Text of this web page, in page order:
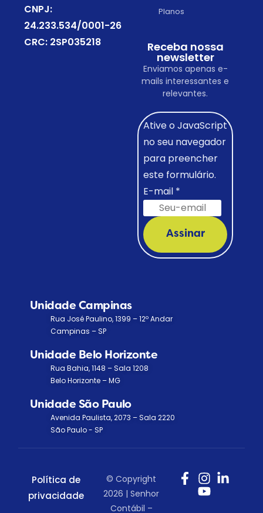
CNPJ:
24.233.534/0001-26
CRC: 2SP035218
Planos
Receba nossa
newsletter
Enviamos apenas e-
mails interessantes e
relevantes.
Ative o JavaScript
no seu navegador
para preencher
este formulário.
E-mail *
Assinar
Unidade Campinas
Rua José Paulino, 1399 – 12º Andar
Campinas – SP
Unidade Belo Horizonte
Rua Bahia, 1148 – Sala 1208
Belo Horizonte – MG
Unidade São Paulo
Avenida Paulista, 2073 – Sala 2220
São Paulo - SP
Política de
privacidade
© Copyright
2026 | Senhor
Contábil –